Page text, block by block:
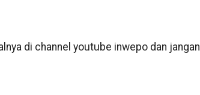
di channel youtube inwepo dan jangan